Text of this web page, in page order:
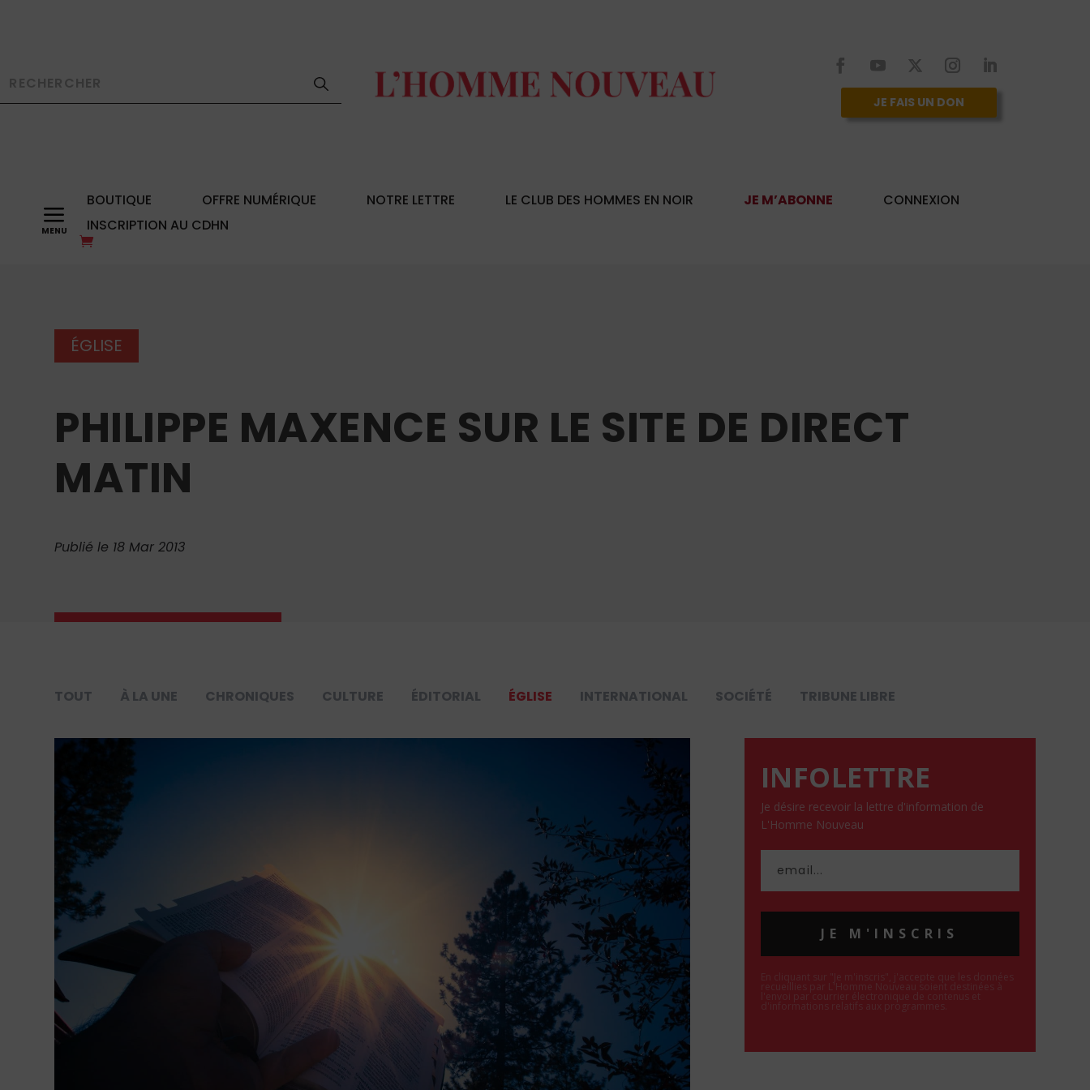
JE FAIS UN DON
a BOUTIQUE OFFRE NUMÉRIQUE NOTRE LETTRE LE CLUB DES HOMMES EN NOIR JE M’ABONNE
CONNEXION
INSCRIPTION AU CDHN
ÉGLISE
PHILIPPE MAXENCE SUR LE SITE DE DIRECT
MATIN
Publié le 18 Mar 2013
TOUT À LA UNE CHRONIQUES CULTURE ÉDITORIAL ÉGLISE INTERNATIONAL SOCIÉTÉ TRIBUNE LIBRE
INFOLETTRE
Je désire recevoir la lettre d'information de
L'Homme Nouveau
JE M'INSCRIS
En cliquant sur "Je m'inscris", j'accepte que les données
recueillies par L'Homme Nouveau soient destinées à
l'envoi par courrier électronique de contenus et
d'informations relatifs aux programmes.